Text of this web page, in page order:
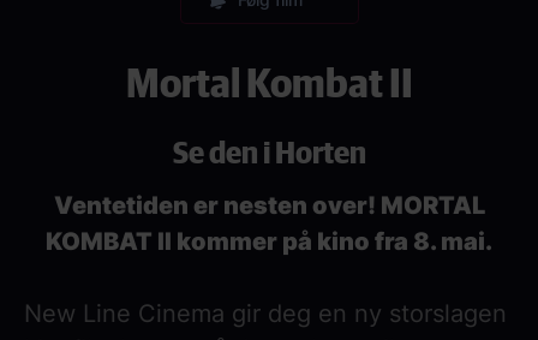
Mortal Kombat II
Se den i Horten
Ventetiden er nesten over! MORTAL
KOMBAT II kommer på kino fra 8. mai.
New Line Cinema gir deg en ny storslagen